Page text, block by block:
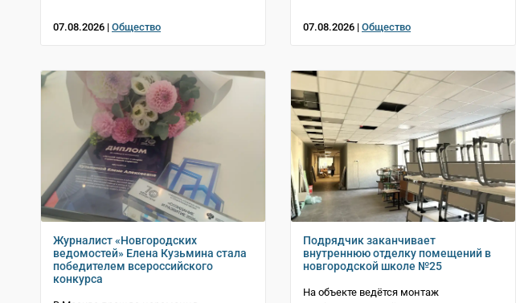
07.08.2026 | Общество 07.08.2026 | Общество
Журналист «Новгородских
ведомостей» Елена Кузьмина стала
победителем всероссийского
конкурса
Подрядчик заканчивает
внутреннюю отделку помещений в
новгородской школе №25
На объекте ведётся монтаж